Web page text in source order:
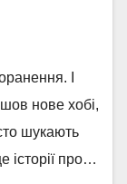
І
нове хобі,
шукають
історії про…